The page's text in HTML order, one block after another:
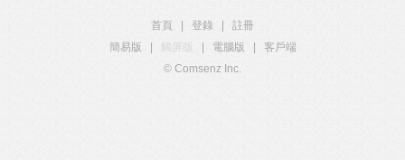
首頁 登錄
註冊
簡易版
觸屏版 電腦版
客戶端
© Comsenz Inc.